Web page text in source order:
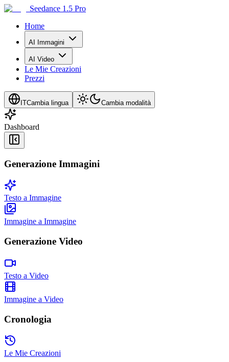
Seedance 1.5 Pro
Home
AI Immagini
AI Video
Le Mie Creazioni
Prezzi
ITCambia lingua Cambia modalità
Dashboard
Generazione Immagini
Testo a Immagine
Immagine a Immagine
Generazione Video
Testo a Video
Immagine a Video
Cronologia
Le Mie Creazioni